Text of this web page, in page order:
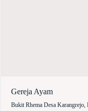
Gereja Ayam
Bukit Rhema Desa Karangrejo,